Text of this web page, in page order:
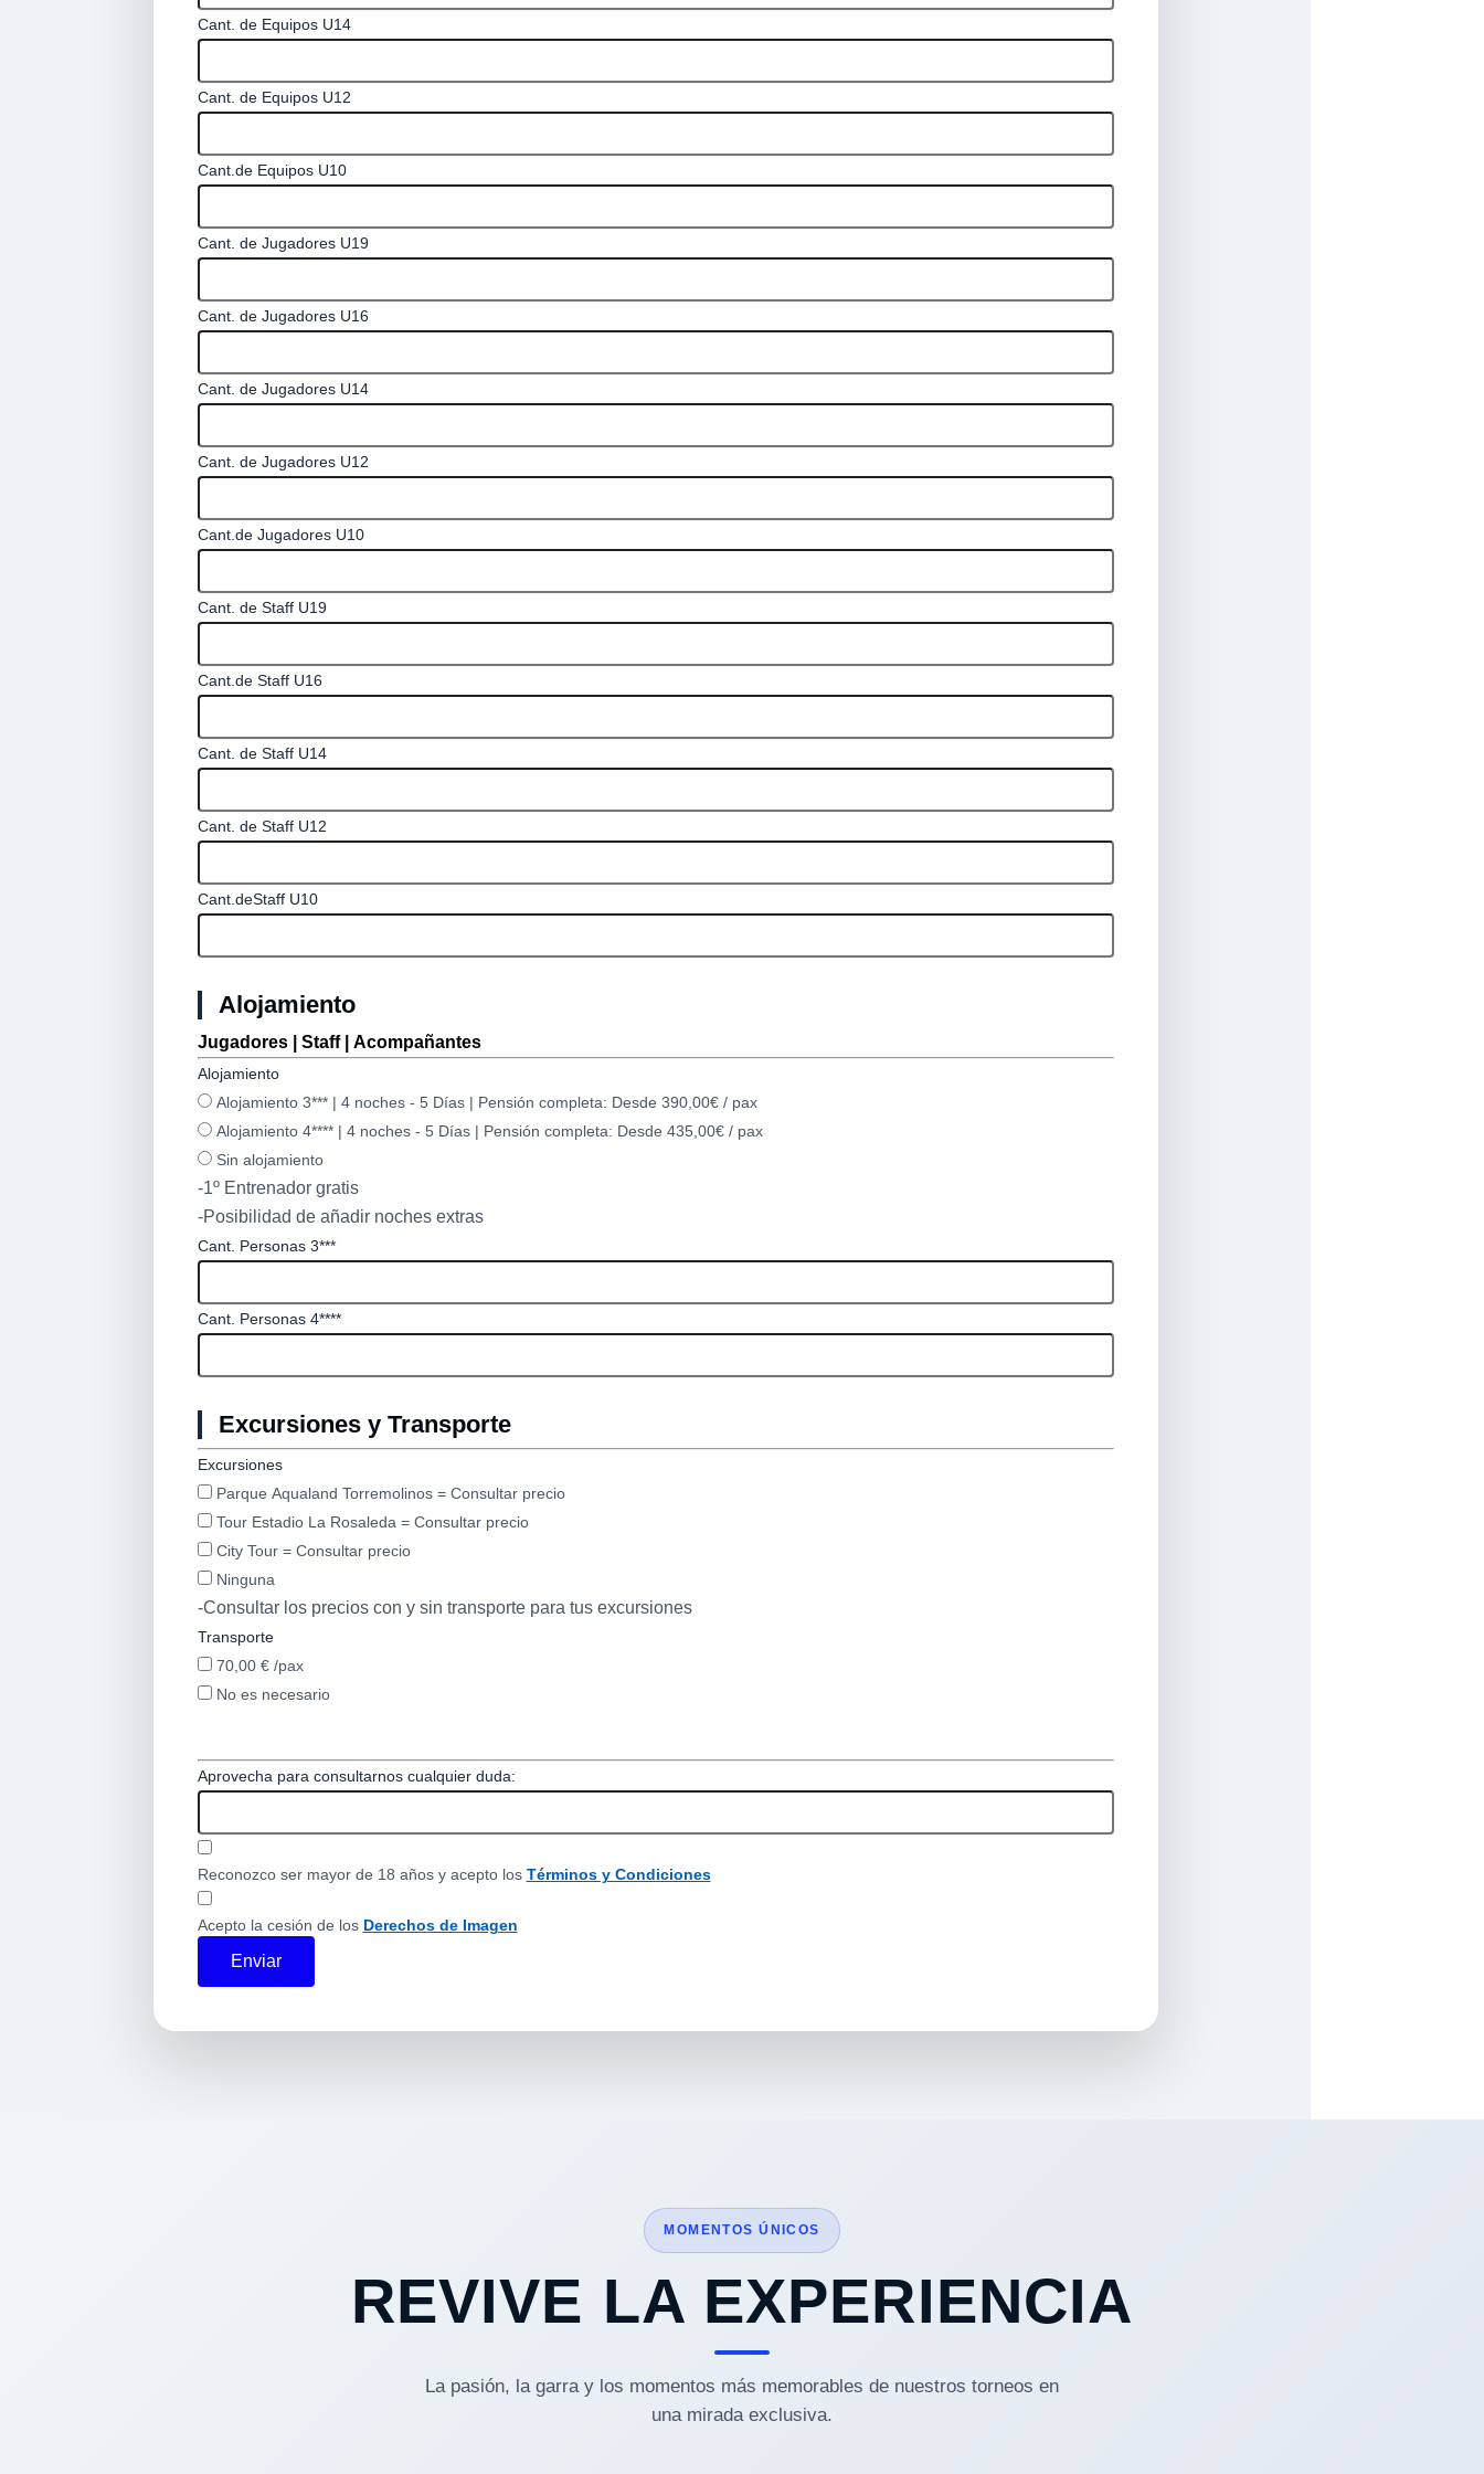
Cant. de Equipos U14
Cant. de Equipos U12
Cant.de Equipos U10
Cant. de Jugadores U19
Cant. de Jugadores U16
Cant. de Jugadores U14
Cant. de Jugadores U12
Cant.de Jugadores U10
Cant. de Staff U19
Cant.de Staff U16
Cant. de Staff U14
Cant. de Staff U12
Cant.deStaff U10
Alojamiento
Jugadores | Staff | Acompañantes
Alojamiento
Alojamiento 3*** | 4 noches - 5 Días | Pensión completa: Desde 390,00€ / pax
Alojamiento 4**** | 4 noches - 5 Días | Pensión completa: Desde 435,00€ / pax
Sin alojamiento
-1º Entrenador gratis
-Posibilidad de añadir noches extras
Cant. Personas 3***
Cant. Personas 4****
Excursiones y Transporte
Excursiones
Parque Aqualand Torremolinos = Consultar precio
Tour Estadio La Rosaleda = Consultar precio
City Tour = Consultar precio
Ninguna
-Consultar los precios con y sin transporte para tus excursiones
Transporte
70,00 € /pax
No es necesario
Aprovecha para consultarnos cualquier duda:
Reconozco ser mayor de 18 años y acepto los Términos y Condiciones
Acepto la cesión de los Derechos de Imagen
Enviar
MOMENTOS ÚNICOS
REVIVE LA EXPERIENCIA
La pasión, la garra y los momentos más memorables de nuestros torneos en
una mirada exclusiva.